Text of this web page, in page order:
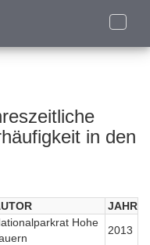
Toggle
in den
JAHR
Hohe
2013